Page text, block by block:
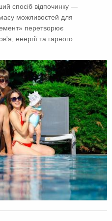
спосіб відпочинку —
можливостей для
перетворює
енергії та гарного